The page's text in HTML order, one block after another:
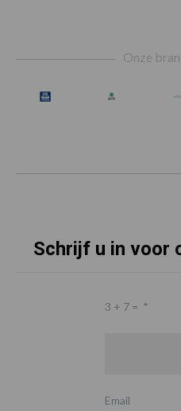
Onze
Schrijf u in voor
3 + 7 = *
Email